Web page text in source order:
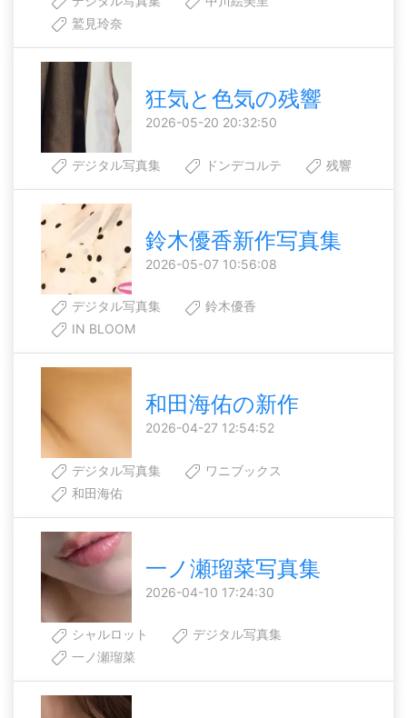
鷲見玲奈
狂気と色気の残響
2026-05-20 20:32:50
デジタル写真集 ドンデコルテ 残響
鈴木優香新作写真集
2026-05-07 10:56:08
デジタル写真集
鈴木優香
IN BLOOM
和田海佑の新作
2026-04-27 12:54:52
デジタル写真集
ワニブックス
和田海佑
一ノ瀬瑠菜写真集
2026-04-10 17:24:30
シャルロット
デジタル写真集
一ノ瀬瑠菜